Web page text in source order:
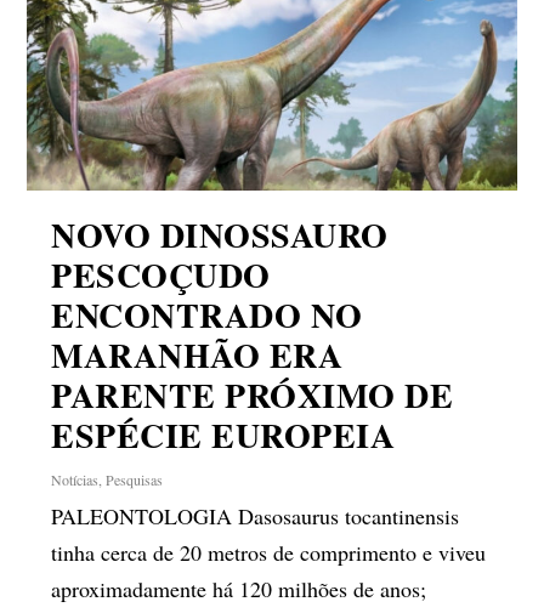
NOVO DINOSSAURO
PESCOÇUDO
ENCONTRADO NO
MARANHÃO ERA
PARENTE PRÓXIMO DE
ESPÉCIE EUROPEIA
Notícias ,Pesquisas
PALEONTOLOGIA Dasosaurus tocantinensis
tinha cerca de 20 metros de comprimento e viveu
aproximadamente há 120 milhões de anos;